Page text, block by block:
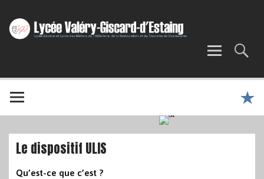
Le dispositif ULIS
Qu’est-ce que c’est ?